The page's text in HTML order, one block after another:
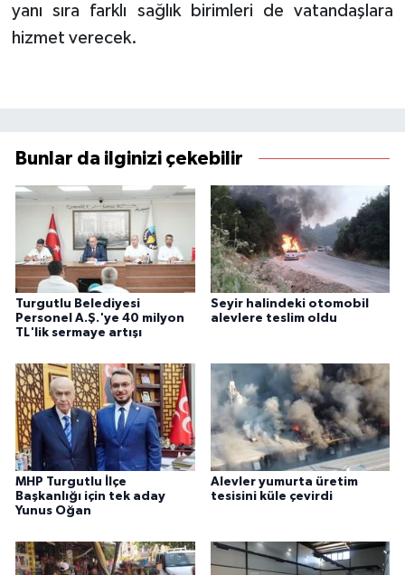
yanı sıra farklı sağlık birimleri de vatandaşlara
hizmet verecek.
Bunlar da ilginizi çekebilir
Turgutlu Belediyesi
Personel A.Ş.'ye 40 milyon
TL'lik sermaye artışı
Seyir halindeki otomobil
alevlere teslim oldu
MHP Turgutlu İlçe
Başkanlığı için tek aday
Yunus Oğan
Alevler yumurta üretim
tesisini küle çevirdi